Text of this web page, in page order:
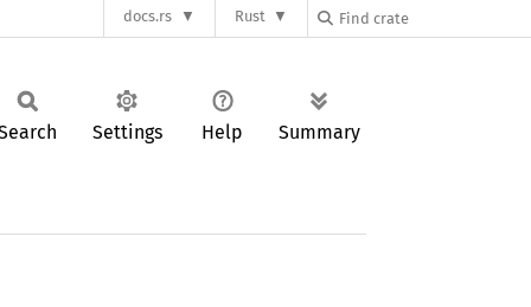
docs.rs Rust
Settings Help Summary